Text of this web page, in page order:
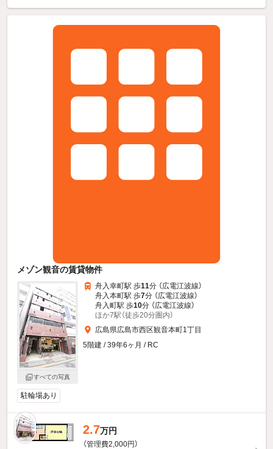
メゾン観音の賃貸物件
すべての写真
舟入幸町駅 歩11分 （広電江波線）
舟入本町駅 歩7分 （広電江波線）
舟入町駅 歩10分 （広電江波線）
ほか7駅（徒歩20分圏内）
広島県広島市西区観音本町1丁目
5階建 / 39年6ヶ月 / RC
駐輪場あり
新着 2.7万円
（管理費2,000円）